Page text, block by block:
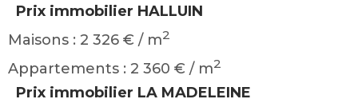
Prix immobilier HALLUIN
Maisons : 2 326 € / m2
Appartements : 2 360 € / m2
Prix immobilier LA MADELEINE